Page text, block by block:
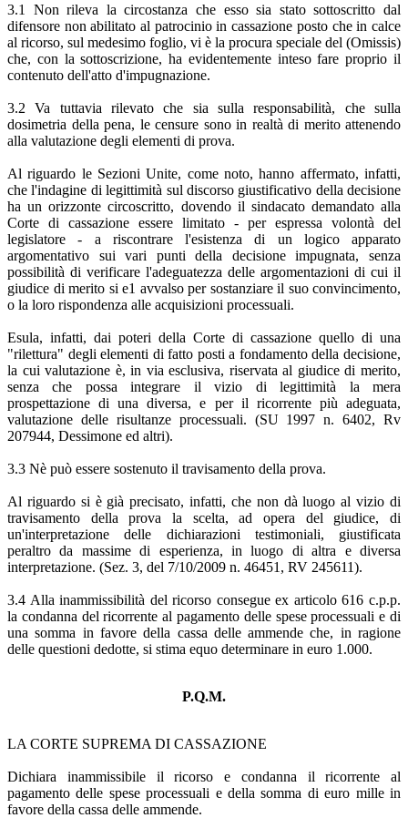
3.1 Non rileva la circostanza che esso sia stato sottoscritto dal
difensore non abilitato al patrocinio in cassazione posto che in calce
al ricorso, sul medesimo foglio, vi è la procura speciale del (Omissis)
che, con la sottoscrizione, ha evidentemente inteso fare proprio il
contenuto dell'atto d'impugnazione.
3.2 Va tuttavia rilevato che sia sulla responsabilità, che sulla
dosimetria della pena, le censure sono in realtà di merito attenendo
alla valutazione degli elementi di prova.
Al riguardo le Sezioni Unite, come noto, hanno affermato, infatti,
che l'indagine di legittimità sul discorso giustificativo della decisione
ha un orizzonte circoscritto, dovendo il sindacato demandato alla
Corte di cassazione essere limitato - per espressa volontà del
legislatore - a riscontrare l'esistenza di un logico apparato
argomentativo sui vari punti della decisione impugnata, senza
possibilità di verificare l'adeguatezza delle argomentazioni di cui il
giudice di merito si e1 avvalso per sostanziare il suo convincimento,
o la loro rispondenza alle acquisizioni processuali.
Esula, infatti, dai poteri della Corte di cassazione quello di una
"rilettura" degli elementi di fatto posti a fondamento della decisione,
la cui valutazione è, in via esclusiva, riservata al giudice di merito,
senza che possa integrare il vizio di legittimità la mera
prospettazione di una diversa, e per il ricorrente più adeguata,
valutazione delle risultanze processuali. (SU 1997 n. 6402, Rv
207944, Dessimone ed altri).
3.3 Nè può essere sostenuto il travisamento della prova.
Al riguardo si è già precisato, infatti, che non dà luogo al vizio di
travisamento della prova la scelta, ad opera del giudice, di
un'interpretazione delle dichiarazioni testimoniali, giustificata
peraltro da massime di esperienza, in luogo di altra e diversa
interpretazione. (Sez. 3, del 7/10/2009 n. 46451, RV 245611).
3.4 Alla inammissibilità del ricorso consegue ex articolo 616 c.p.p.
la condanna del ricorrente al pagamento delle spese processuali e di
una somma in favore della cassa delle ammende che, in ragione
delle questioni dedotte, si stima equo determinare in euro 1.000.
P.Q.M.
LA CORTE SUPREMA DI CASSAZIONE
Dichiara inammissibile il ricorso e condanna il ricorrente al
pagamento delle spese processuali e della somma di euro mille in
favore della cassa delle ammende.